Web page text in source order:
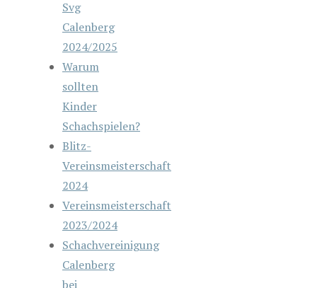
Svg
Calenberg
2024/2025
Warum
sollten
Kinder
Schachspielen?
Blitz-
Vereinsmeisterschaft
2024
Vereinsmeisterschaft
2023/2024
Schachvereinigung
Calenberg
bei